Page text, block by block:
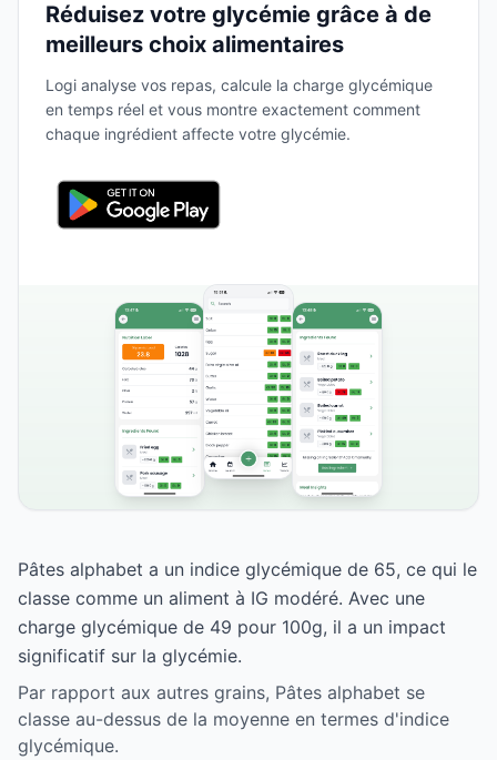
Réduisez votre glycémie grâce à de
meilleurs choix alimentaires
Logi analyse vos repas, calcule la charge glycémique
en temps réel et vous montre exactement comment
chaque ingrédient affecte votre glycémie.
Pâtes alphabet a un indice glycémique de 65, ce qui le
classe comme un aliment à IG modéré. Avec une
charge glycémique de 49 pour 100g, il a un impact
significatif sur la glycémie.
Par rapport aux autres grains, Pâtes alphabet se
classe au-dessus de la moyenne en termes d'indice
glycémique.